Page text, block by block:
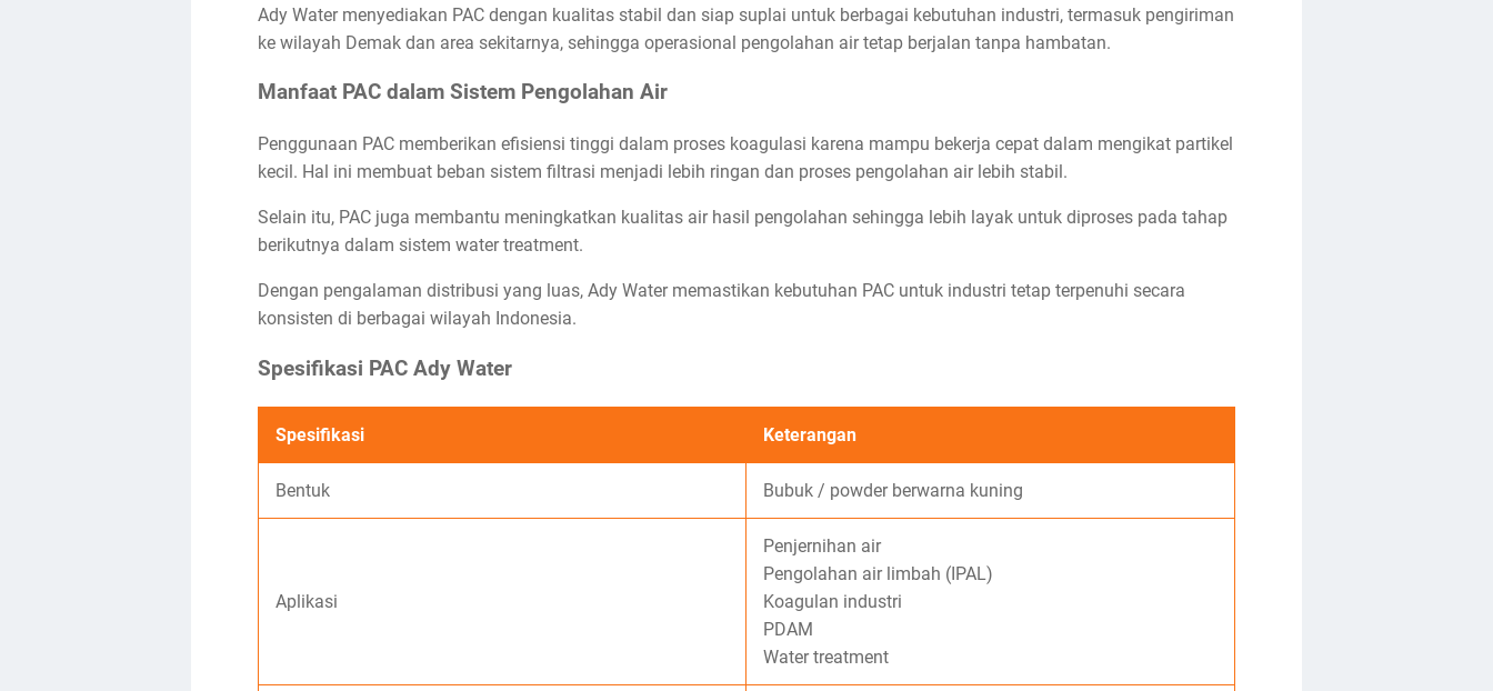
Ady Water menyediakan PAC dengan kualitas stabil dan siap suplai untuk berbagai kebutuhan industri, termasuk pengiriman
ke wilayah Demak dan area sekitarnya, sehingga operasional pengolahan air tetap berjalan tanpa hambatan.
Manfaat PAC dalam Sistem Pengolahan Air
Penggunaan PAC memberikan efisiensi tinggi dalam proses koagulasi karena mampu bekerja cepat dalam mengikat partikel
kecil. Hal ini membuat beban sistem filtrasi menjadi lebih ringan dan proses pengolahan air lebih stabil.
Selain itu, PAC juga membantu meningkatkan kualitas air hasil pengolahan sehingga lebih layak untuk diproses pada tahap
berikutnya dalam sistem water treatment.
Dengan pengalaman distribusi yang luas, Ady Water memastikan kebutuhan PAC untuk industri tetap terpenuhi secara
konsisten di berbagai wilayah Indonesia.
Spesifikasi PAC Ady Water
Spesifikasi Keterangan
Bentuk Bubuk / powder berwarna kuning
Aplikasi
Penjernihan air
Pengolahan air limbah (IPAL)
Koagulan industri
PDAM
Water treatment